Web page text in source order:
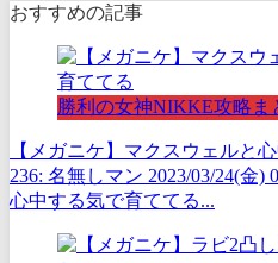
おすすめの記事
勝利の女神NIKKE攻略ま
【メガニケ】マクスウェルと
236: 名無しマン 2023/03/24(金)
心中する気で育ててる...